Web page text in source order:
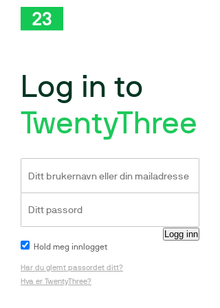
Log in to
TwentyThree
Hold meg innlogget
Har du glemt passordet ditt?
Hva er TwentyThree?